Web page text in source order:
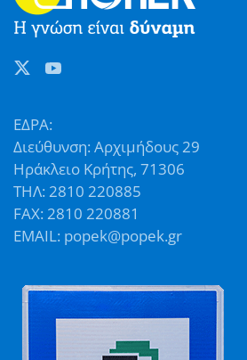
ΕΔΡΑ:
Διεύθυνση: Αρχιμήδους 29
Ηράκλειο Κρήτης, 71306
ΤΗΛ: 2810 220885
FAX: 2810 220881
EMAIL: popek@popek.gr